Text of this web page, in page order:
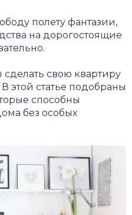
полету фантазии,
на дорогостоящие
свою квартиру
этой статье подобраны
способны
без особых